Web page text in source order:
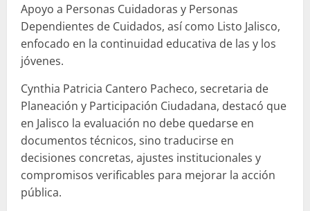
Apoyo a Personas Cuidadoras y Personas
Dependientes de Cuidados, así como Listo Jalisco,
enfocado en la continuidad educativa de las y los
jóvenes.
Cynthia Patricia Cantero Pacheco, secretaria de
Planeación y Participación Ciudadana, destacó que
en Jalisco la evaluación no debe quedarse en
documentos técnicos, sino traducirse en
decisiones concretas, ajustes institucionales y
compromisos verificables para mejorar la acción
pública.